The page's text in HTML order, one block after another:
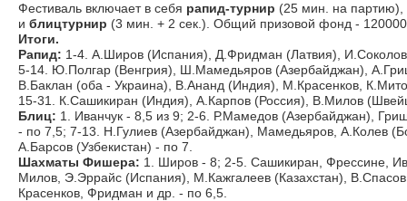
Фестиваль включает в себя рапид-турнир (25 мин. на партию),
и блицтурнир (3 мин. + 2 сек.). Общий призовой фонд -
Итоги.
Рапид: 1-4. А.Широв (Испания), Д.Фридман (Латвия),
5-14. Ю.Полгар (Венгрия), Ш.Мамедьяров (Азербайджан),
В.Баклан (оба - Украина), В.Ананд (Индия), М.Красенков,
15-31. К.Сашикиран (Индия), А.Карпов (Россия), В.Милов
Блиц: 1. Иванчук - 8,5 из 9; 2-6. Р.Мамедов (Азербайджан),
- по 7,5; 7-13. Н.Гулиев (Азербайджан), Мамедьяров, А.Колев
А.Барсов (Узбекистан) - по 7.
Шахматы Фишера: 1. Широв - 8; 2-5. Сашикиран, Фрессине,
Милов, Э.Эррайс (Испания), М.Кажгалеев (Казахстан),
Красенков, Фридман и др. - по 6,5.